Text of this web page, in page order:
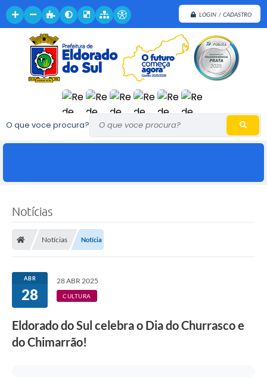
LOGIN / CADASTRO
O que voce procura?
Notícias
Notícias Notícia
ABR
28
28 ABR 2025
CULTURA
Eldorado do Sul celebra o Dia do Churrasco e
do Chimarrão!